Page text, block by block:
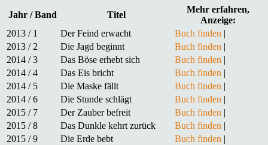
Jahr / Band Titel
Mehr erfahren,
Anzeige:
2013 / 1
Der Feind erwacht Buch finden |
2013 / 2
Die Jagd beginnt Buch finden |
2014 / 3
Das Böse erhebt sich Buch finden |
2014 / 4
Das Eis bricht Buch finden |
2014 / 5
Die Maske fällt Buch finden |
2014 / 6
Die Stunde schlägt Buch finden |
2015 / 7
Der Zauber befreit Buch finden |
2015 / 8
Das Dunkle kehrt zurück Buch finden |
2015 / 9
Die Erde bebt Buch finden |